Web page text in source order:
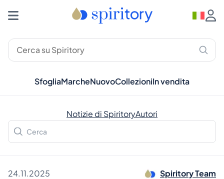
SfogliaMarcheNuovoCollezioniIn vendita
Notizie di SpiritoryAutori
24.11.2025 Spiritory Team